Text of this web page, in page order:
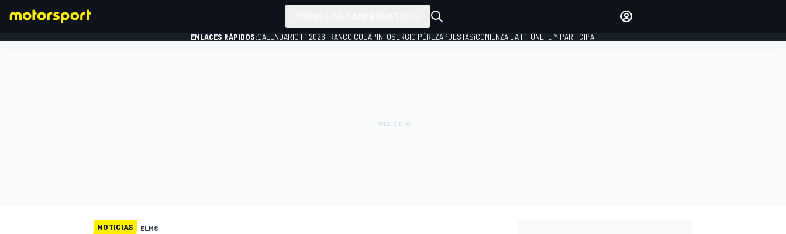
INICIAR SESIÓN
ENLACES RÁPIDOS:CALENDARIO F1 2026FRANCO COLAPINTOSERGIO PÉREZAPUESTAS¡COMIENZA LA F1, ÚNETE Y PARTICIPA!
NOTICIAS ELMS